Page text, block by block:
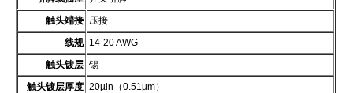
触头端接 压接
线规 14-20 AWG
触头镀层 锡
触头镀层厚度 20µin（0.51µm）